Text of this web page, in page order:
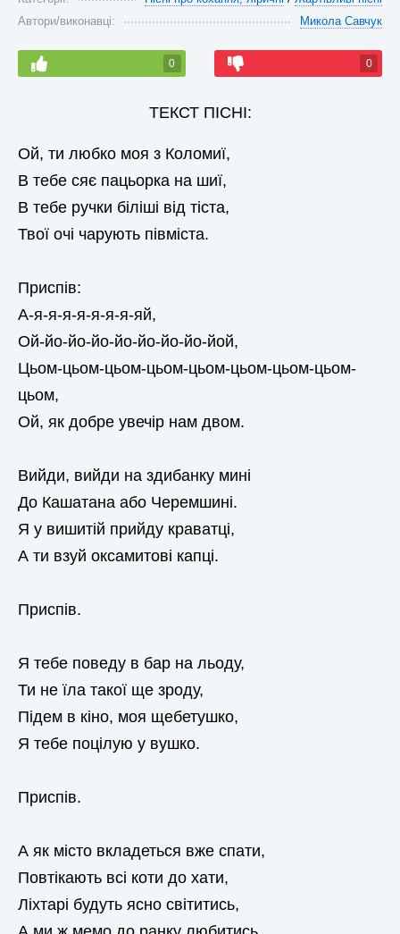
Автори/виконавці:
Микола Савчук
0 0
ТЕКСТ ПІСНІ:
Ой, ти любко моя з Коломиї,
В тебе сяє пацьорка на шиї,
В тебе ручки біліші від тіста,
Твої очі чарують півміста.
Приспів:
А-я-я-я-я-я-я-я-яй,
Ой-йо-йо-йо-йо-йо-йо-йо-йой,
Цьом-цьом-цьом-цьом-цьом-цьом-цьом-цьом-
цьом,
Ой, як добре увечір нам двом.
Вийди, вийди на здибанку мині
До Кашатана або Черемшині.
Я у вишитій прийду краватці,
А ти взуй оксамитові капці.
Приспів.
Я тебе поведу в бар на льоду,
Ти не їла такої ще зроду,
Підем в кіно, моя щебетушко,
Я тебе поцілую у вушко.
Приспів.
А як місто вкладеться вже спати,
Повтікають всі коти до хати,
Ліхтарі будуть ясно світитись,